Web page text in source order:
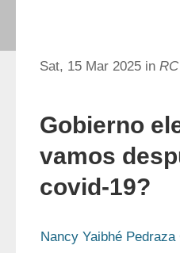
Sat, 15 Mar 2025 in
Gobierno
vamos
covid-19?
Nancy Yaibhé Pedraza